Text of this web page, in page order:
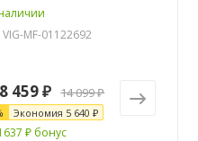
MF-01122692
8 459 ₽ 14 099 ₽
Экономия 5 640 ₽
₽ бонус